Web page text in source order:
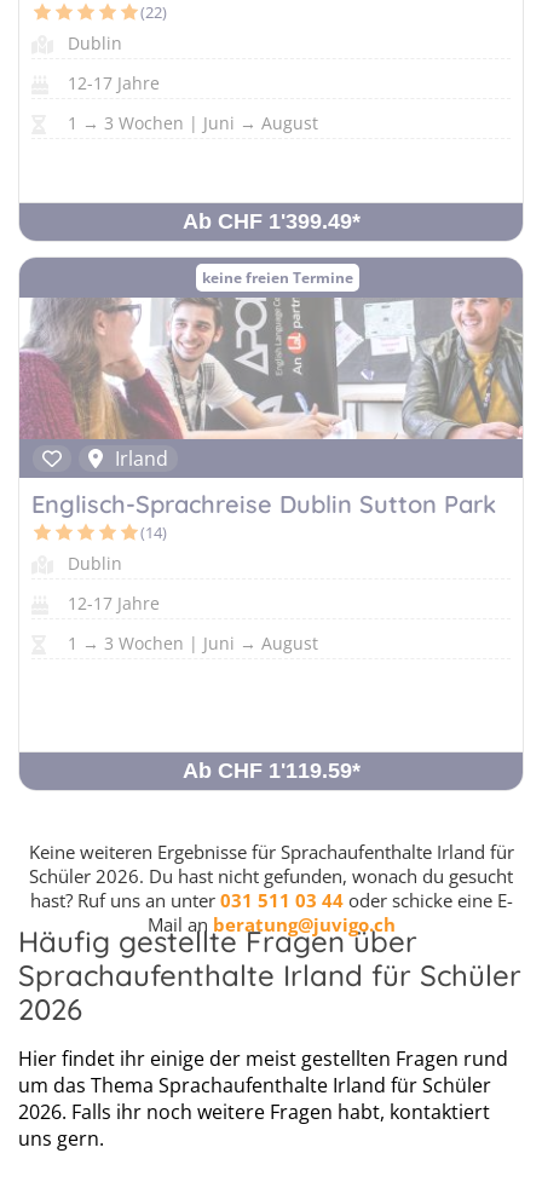
(22)
Dublin
12-17 Jahre
1 → 3 Wochen | Juni → August
Ab CHF 1'399.49*
keine freien Termine
Irland
Englisch-Sprachreise Dublin Sutton Park
(14)
Dublin
12-17 Jahre
1 → 3 Wochen | Juni → August
Ab CHF 1'119.59*
Keine weiteren Ergebnisse für Sprachaufenthalte Irland für
Schüler 2026. Du hast nicht gefunden, wonach du gesucht
hast? Ruf uns an unter 031 511 03 44oder schicke eine E-
Mail an beratung@juvigo.ch
Häufig gestellte Fragen über
Sprachaufenthalte Irland für Schüler
2026
Hier findet ihr einige der meist gestellten Fragen rund
um das Thema Sprachaufenthalte Irland für Schüler
2026. Falls ihr noch weitere Fragen habt, kontaktiert
uns gern.